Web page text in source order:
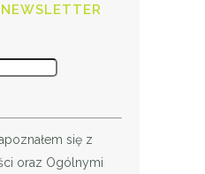
się z
oraz Ogólnymi